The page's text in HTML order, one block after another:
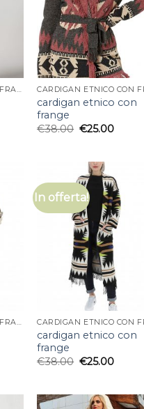
CARDIGAN ETNICO CON FRANGE
cardigan etnico con
frange
€38.00 €25.00
CARDIGAN ETNICO CON FRANGE
In offerta!
cardigan etnico con
frange
€38.00 €25.00